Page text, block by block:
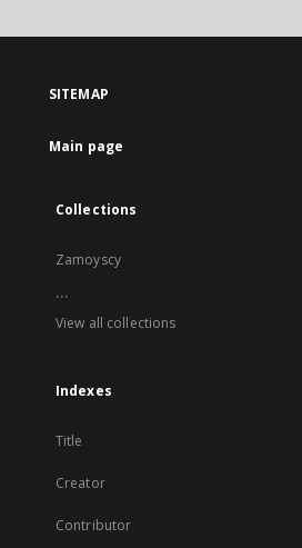
SITEMAP
Main page
Collections
Zamoyscy
...
View all collections
Indexes
Title
Creator
Contributor